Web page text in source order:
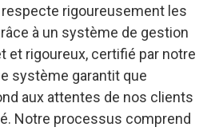
rigoureusement les
à un système de gestion
et rigoureux, certifié par notre
système garantit que
aux attentes de nos clients
Notre processus comprend